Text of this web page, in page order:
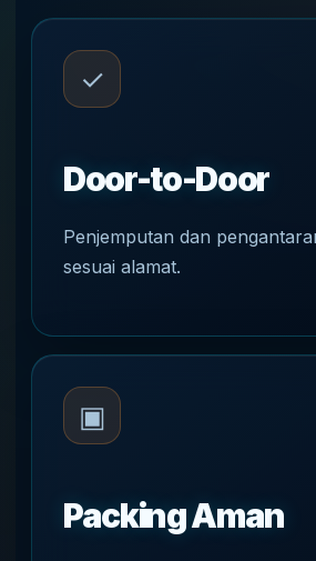
✓
Door-to-Door
Penjemputan dan
sesuai alamat.
▣
Packing Aman